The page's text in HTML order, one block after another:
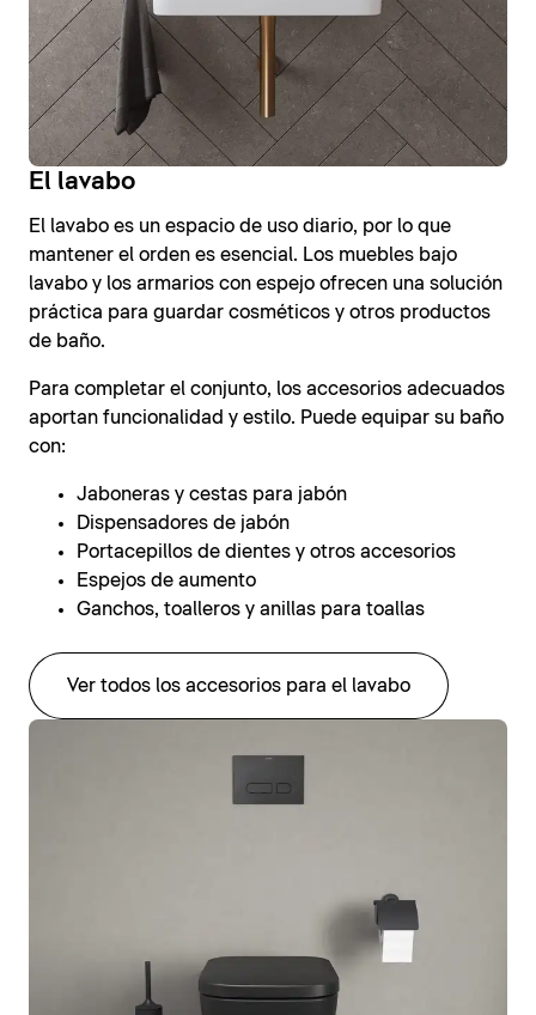
El lavabo
El lavabo es un espacio de uso diario, por lo que
mantener el orden es esencial. Los muebles bajo
lavabo y los armarios con espejo ofrecen una solución
práctica para guardar cosméticos y otros productos
de baño.
Para completar el conjunto, los accesorios adecuados
aportan funcionalidad y estilo. Puede equipar su baño
con:
Jaboneras y cestas para jabón
Dispensadores de jabón
Portacepillos de dientes y otros accesorios
Espejos de aumento
Ganchos, toalleros y anillas para toallas
Ver todos los accesorios para el lavabo